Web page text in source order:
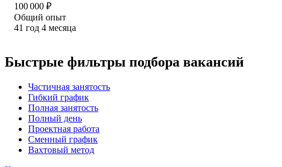
100 000 ₽
Общий опыт
41 год 4 месяца
Быстрые фильтры подбора вакансий
Частичная занятость
Гибкий график
Полная занятость
Полный день
Проектная работа
Сменный график
Вахтовый метод